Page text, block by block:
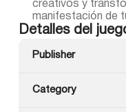
creativos y
manifestación de
Detalles del
Publisher
Category